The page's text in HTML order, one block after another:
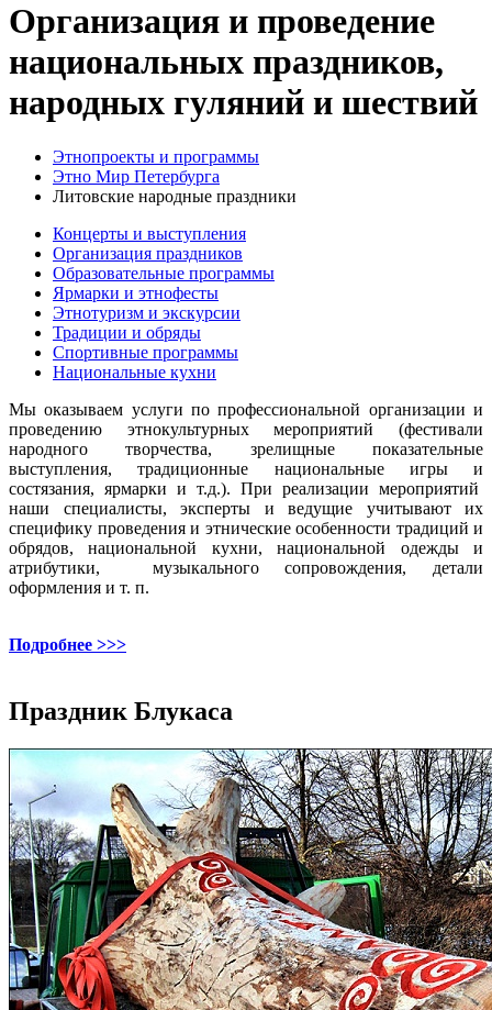
Организация и проведение
национальных праздников,
народных гуляний и шествий
Этнопроекты и программы
Этно Мир Петербурга
Литовские народные праздники
Концерты и выступления
Организация праздников
Образовательные программы
Ярмарки и этнофесты
Этнотуризм и экскурсии
Традиции и обряды
Спортивные программы
Национальные кухни
Мы оказываем услуги по профессиональной организации и
проведению этнокультурных мероприятий (фестивали
народного творчества, зрелищные показательные
выступления, традиционные национальные игры и
состязания, ярмарки и т.д.). При реализации мероприятий
наши специалисты, эксперты и ведущие учитывают их
специфику проведения и этнические особенности традиций и
обрядов, национальной кухни, национальной одежды и
атрибутики, музыкального сопровождения, детали
оформления и т. п.
Подробнее >>>
Праздник Блукаса